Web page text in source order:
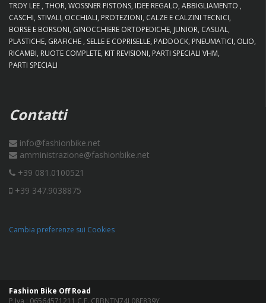
TROY LEE THOR WOSSNER PISTONS IDEE REGALO ABBIGLIAMENTO
CASCHI STIVALI OCCHIALI PROTEZIONI CALZE E CALZINI TECNICI
BORSE E BORSONI GINOCCHIERE ORTOPEDICHE JUNIOR CASUAL
PLASTICHE GRAFICHE SELLE E COPRISELLE PADDOCK PNEUMATICI OLIO
RICAMBI RUOTE COMPLETE KIT REVISIONI PARTI SPECIALI VHM
PARTI SPECIALI
Contatti
info@fashionbike.net
amministrazione@fashionbike.net
+39 081.0100521
+39 347.9038875
Cambia preferenze sui Cookies
Fashion Bike Off Road
P.Iva : 06564571211 C.F. CRBNTN74L08F839Y